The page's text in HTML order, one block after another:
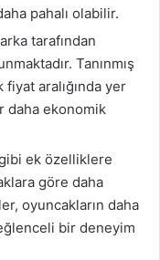
pahalı olabilir.
tarafından
Tanınmış
aralığında yer
daha ekonomik
ek özelliklere
göre daha
oyuncakların daha
bir deneyim